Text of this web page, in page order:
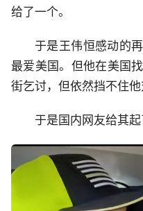
给了一个。
于是王伟恒感动的
最爱美国。但他在美国
街乞讨，但依然挡不住他
于是国内网友给其起